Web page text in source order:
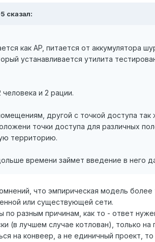
сказал:
как AP, питается от аккумулятора
устанавливается утилита
и 2 рации.
другой с точкой доступа
точки доступа для различных
территорию.
времени займет введение в него
что эмпирическая модель
или существующей сети.
разным причинам, как то - ответ
(в лучшем случае котлован), только на
на конвеер, а не единичный проект,